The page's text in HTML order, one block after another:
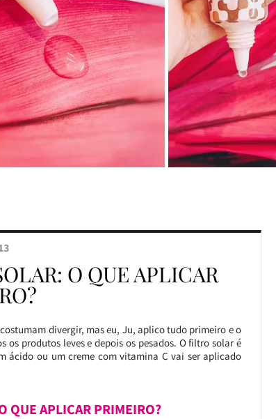
O QUE APLICAR
divergir, mas eu, Ju, aplico tudo primeiro e o
produtos leves e depois os pesados. O filtro solar é
ácido ou um creme com vitamina C vai ser aplicado
QUE APLICAR PRIMEIRO?